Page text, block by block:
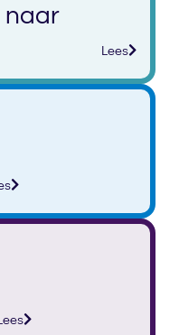
naar
Lees